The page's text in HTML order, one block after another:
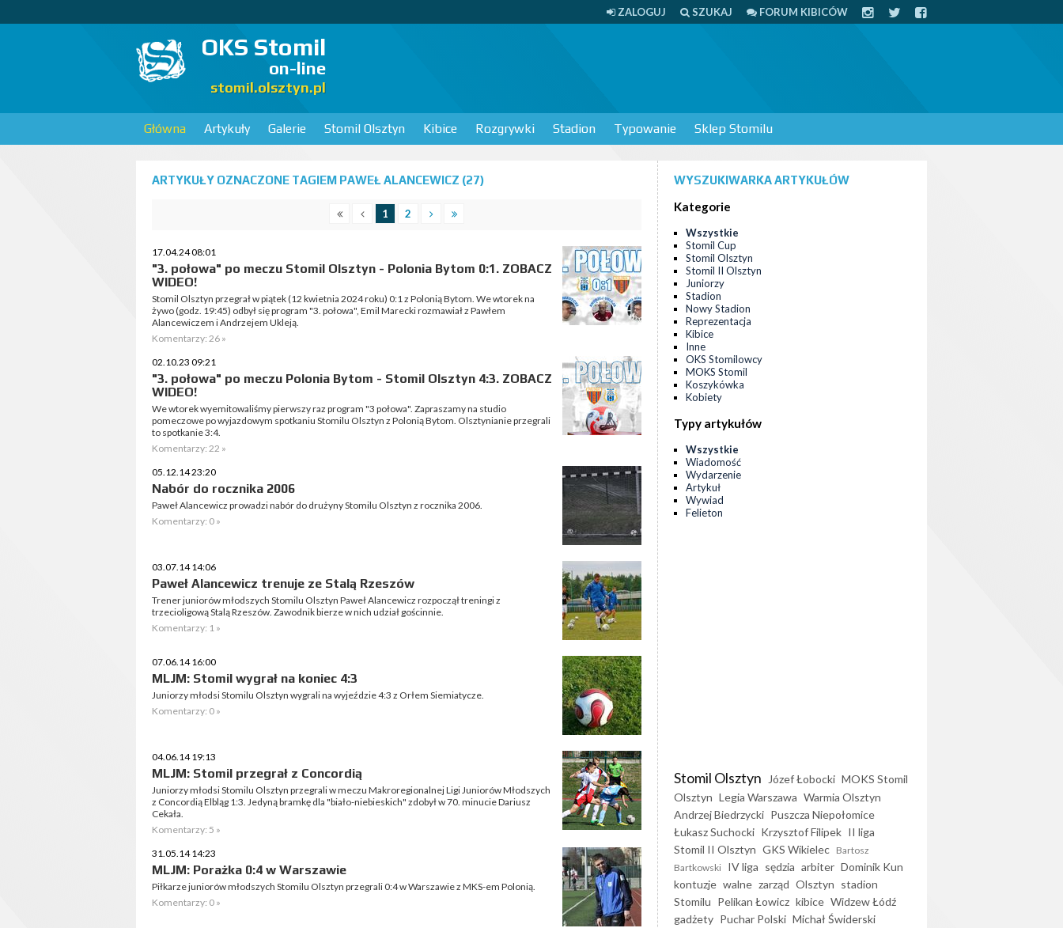
ZALOGUJ SZUKAJ FORUM KIBICÓW
OKS Stomil
on-line
stomil.olsztyn.pl
Główna Artykuły Galerie Stomil Olsztyn Kibice Rozgrywki Stadion Typowanie Sklep Stomilu
ARTYKUŁY OZNACZONE TAGIEM PAWEŁ ALANCEWICZ (27)
1 2
17.04.24 08:01
"3. połowa" po meczu Stomil Olsztyn - Polonia Bytom 0:1. ZOBACZ
WIDEO!
Stomil Olsztyn przegrał w piątek (12 kwietnia 2024 roku) 0:1 z Polonią Bytom. We wtorek na
żywo (godz. 19:45) odbył się program "3. połowa", Emil Marecki rozmawiał z Pawłem
Alancewiczem i Andrzejem Ukleją.
Komentarzy: 26 »
02.10.23 09:21
"3. połowa" po meczu Polonia Bytom - Stomil Olsztyn 4:3. ZOBACZ
WIDEO!
We wtorek wyemitowaliśmy pierwszy raz program "3 połowa". Zapraszamy na studio
pomeczowe po wyjazdowym spotkaniu Stomilu Olsztyn z Polonią Bytom. Olsztynianie przegrali
to spotkanie 3:4.
Komentarzy: 22 »
05.12.14 23:20
Nabór do rocznika 2006
Paweł Alancewicz prowadzi nabór do drużyny Stomilu Olsztyn z rocznika 2006.
Komentarzy: 0 »
03.07.14 14:06
Paweł Alancewicz trenuje ze Stalą Rzeszów
Trener juniorów młodszych Stomilu Olsztyn Paweł Alancewicz rozpoczął treningi z
trzecioligową Stalą Rzeszów. Zawodnik bierze w nich udział gościnnie.
Komentarzy: 1 »
07.06.14 16:00
MLJM: Stomil wygrał na koniec 4:3
Juniorzy młodsi Stomilu Olsztyn wygrali na wyjeździe 4:3 z Orłem Siemiatycze.
Komentarzy: 0 »
04.06.14 19:13
MLJM: Stomil przegrał z Concordią
Juniorzy młodsi Stomilu Olsztyn przegrali w meczu Makroregionalnej Ligi Juniorów Młodszych
z Concordią Elbląg 1:3. Jedyną bramkę dla "biało-niebieskich" zdobył w 70. minucie Dariusz
Cekała.
Komentarzy: 5 »
31.05.14 14:23
MLJM: Porażka 0:4 w Warszawie
Piłkarze juniorów młodszych Stomilu Olsztyn przegrali 0:4 w Warszawie z MKS-em Polonią.
Komentarzy: 0 »
WYSZUKIWARKA ARTYKUŁÓW
Kategorie
Wszystkie
Stomil Cup
Stomil Olsztyn
Stomil II Olsztyn
Juniorzy
Stadion
Nowy Stadion
Reprezentacja
Kibice
Inne
OKS Stomilowcy
MOKS Stomil
Koszykówka
Kobiety
Typy artykułów
Wszystkie
Wiadomość
Wydarzenie
Artykuł
Wywiad
Felieton
Stomil Olsztyn Józef Łobocki MOKS Stomil
Olsztyn Legia Warszawa Warmia Olsztyn
Andrzej Biedrzycki Puszcza Niepołomice
Łukasz Suchocki Krzysztof Filipek II liga
Stomil II Olsztyn GKS Wikielec Bartosz
Bartkowski IV liga sędzia arbiter Dominik Kun
kontuzje walne zarząd Olsztyn stadion
Stomilu Pelikan Łowicz kibice Widzew Łódź
gadżety Puchar Polski Michał Świderski